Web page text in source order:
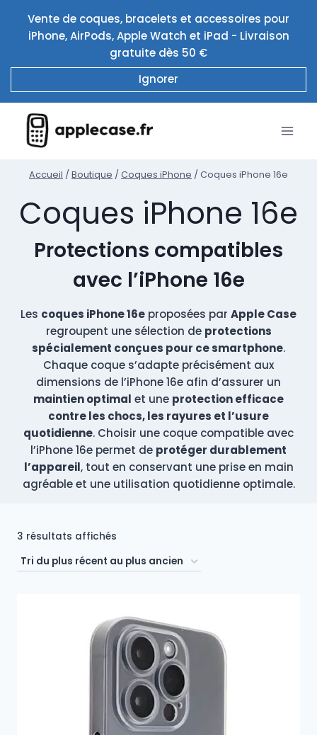
contenu
Vente de coques, bracelets et accessoires pour
iPhone, AirPods, Apple Watch et iPad - Livraison
gratuite dès 50 €
Ignorer
Accueil / Boutique / Coques iPhone / Coques iPhone 16e
Coques iPhone 16e
Protections compatibles
avec l’iPhone 16e
Les coques iPhone 16e proposées par Apple Case
regroupent une sélection de protections
spécialement conçues pour ce smartphone.
Chaque coque s’adapte précisément aux
dimensions de l’iPhone 16e afin d’assurer un
maintien optimal et une protection efficace
contre les chocs, les rayures et l’usure
quotidienne. Choisir une coque compatible avec
l’iPhone 16e permet de protéger durablement
l’appareil, tout en conservant une prise en main
agréable et une utilisation quotidienne optimale.
3 résultats affichés
du
au
plus
ancien